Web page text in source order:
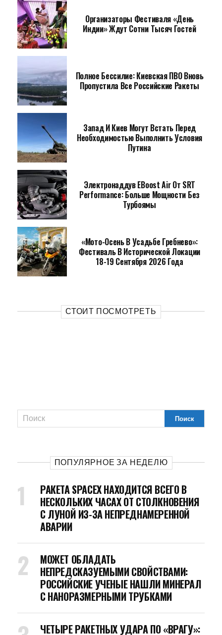
Организаторы Фестиваля «День
Индии» Ждут Сотни Тысяч Гостей
Полное Бессилие: Киевская ПВО Вновь
Пропустила Все Российские Ракеты
Запад И Киев Могут Встать Перед
Необходимостью Выполнить Условия
Путина
Электронаддув EBoost Air От SRT
Performance: Больше Мощности Без
Турбоямы
«Мото-Осень В Усадьбе Гребнево»:
Фестиваль В Исторической Локации
18-19 Сентября 2026 Года
СТОИТ ПОСМОТРЕТЬ
ПОПУЛЯРНОЕ ЗА НЕДЕЛЮ
РАКЕТА SPACEX НАХОДИТСЯ ВСЕГО В
НЕСКОЛЬКИХ ЧАСАХ ОТ СТОЛКНОВЕНИЯ
С ЛУНОЙ ИЗ-ЗА НЕПРЕДНАМЕРЕННОЙ
АВАРИИ
МОЖЕТ ОБЛАДАТЬ
НЕПРЕДСКАЗУЕМЫМИ СВОЙСТВАМИ:
РОССИЙСКИЕ УЧЕНЫЕ НАШЛИ МИНЕРАЛ
С НАНОРАЗМЕРНЫМИ ТРУБКАМИ
ЧЕТЫРЕ РАКЕТНЫХ УДАРА ПО «ВРАГУ»: